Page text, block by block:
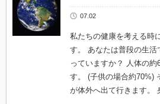
07.02
私たちの健康を考える時
す。 あなたは普段の生
っていますか？ 人体の約
す。 (子供の場合約70%)
が体外へ出て行きます。